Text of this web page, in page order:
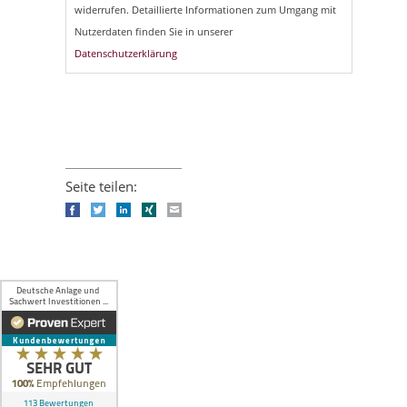
widerrufen. Detaillierte Informationen zum Umgang mit
Nutzerdaten finden Sie in unserer
Datenschutzerklärung
Seite teilen:
FacebookTwitterLinkedIn
Xing